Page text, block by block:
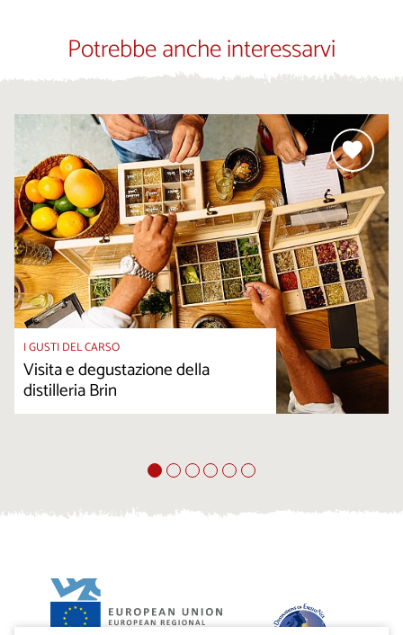
Potrebbe anche interessarvi
I GUSTI DEL CARSO
Visita e degustazione della
distilleria Brin